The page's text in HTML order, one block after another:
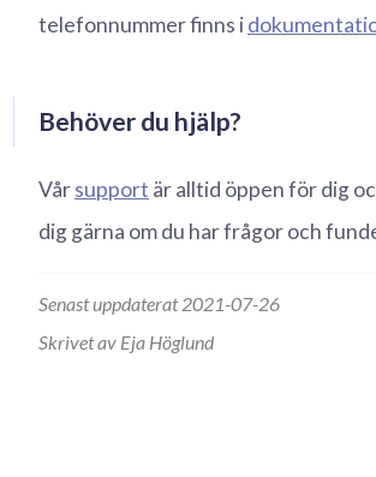
telefonnummer finns i
Behöver du hjälp?
Vårsupport är alltid öppen för dig
dig gärna om du har frågor och
Senast uppdaterat 2021-07-26
Skrivet av Eja Höglund